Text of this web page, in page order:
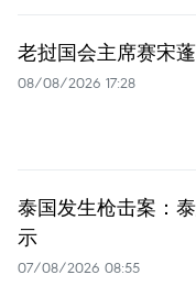
老挝国会主席赛宋
08/08/2026 17:28
泰国发生枪击案：
示
07/08/2026 08:55